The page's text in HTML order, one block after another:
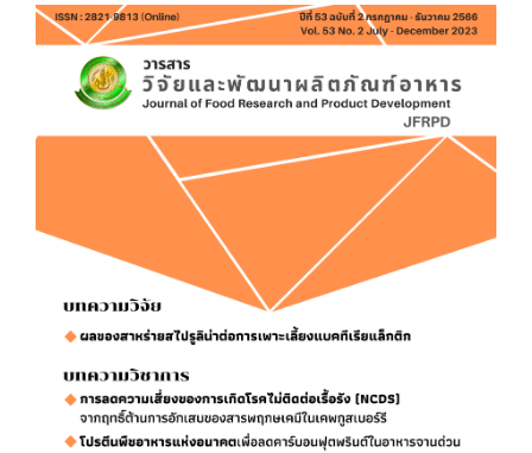
Article
Sidebar